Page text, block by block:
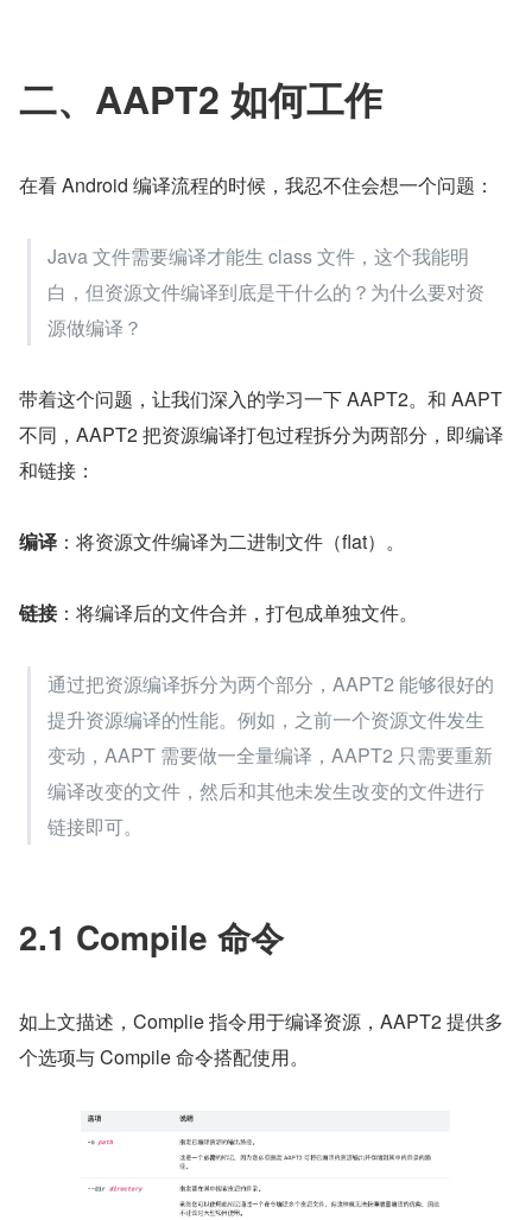
二、AAPT2 如何工作
在看 Android 编译流程的时候，我忍不住会想一个问题：
Java 文件需要编译才能生 class 文件，这个我能明
白，但资源文件编译到底是干什么的？为什么要对资
源做编译？
带着这个问题，让我们深入的学习一下 AAPT2。和 AAPT
不同，AAPT2 把资源编译打包过程拆分为两部分，即编译
和链接：
编译 ：将资源文件编译为二进制文件（flat）。
链接：将编译后的文件合并，打包成单独文件。
通过把资源编译拆分为两个部分，AAPT2 能够很好的
提升资源编译的性能。例如，之前一个资源文件发生
变动，AAPT 需要做一全量编译，AAPT2 只需要重新
编译改变的文件，然后和其他未发生改变的文件进行
链接即可。
2.1 Compile 命令
如上文描述，Complie 指令用于编译资源，AAPT2 提供多
个选项与 Compile 命令搭配使用。